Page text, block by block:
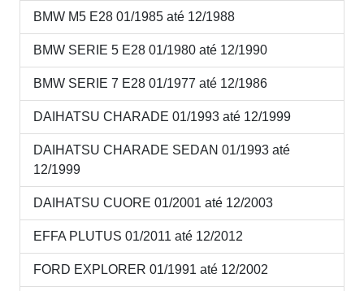
BMW M5 E28 01/1985 até 12/1988
BMW SERIE 5 E28 01/1980 até 12/1990
BMW SERIE 7 E28 01/1977 até 12/1986
DAIHATSU CHARADE 01/1993 até 12/1999
DAIHATSU CHARADE SEDAN 01/1993 até
12/1999
DAIHATSU CUORE 01/2001 até 12/2003
EFFA PLUTUS 01/2011 até 12/2012
FORD EXPLORER 01/1991 até 12/2002